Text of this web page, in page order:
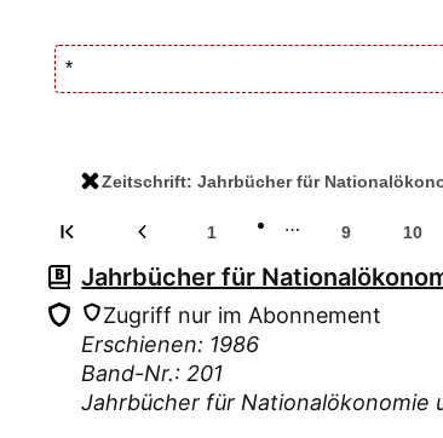
Zeitschrift: Jahrbücher für
1 … 9 10
Jahrbücher für
Zugriff nur im Abonnement
Erschienen: 1986
Band-Nr.: 201
Jahrbücher für Nationalökonomie